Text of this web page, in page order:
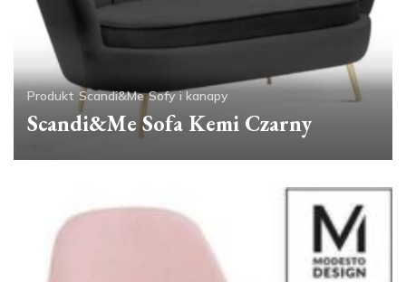
Produkt Scandi&Me Sofy i kanapy
Scandi&Me Sofa Kemi Czarny